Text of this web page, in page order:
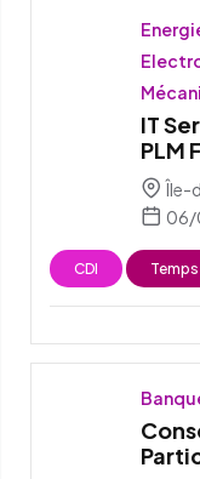
IT
PLM
Île-
06/
CDI